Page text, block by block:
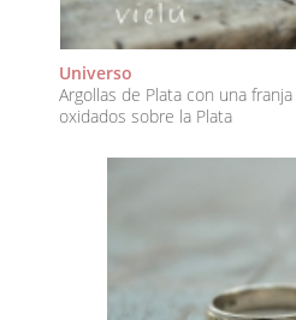
Universo
Argollas de Plata con una
oxidados sobre la Plata